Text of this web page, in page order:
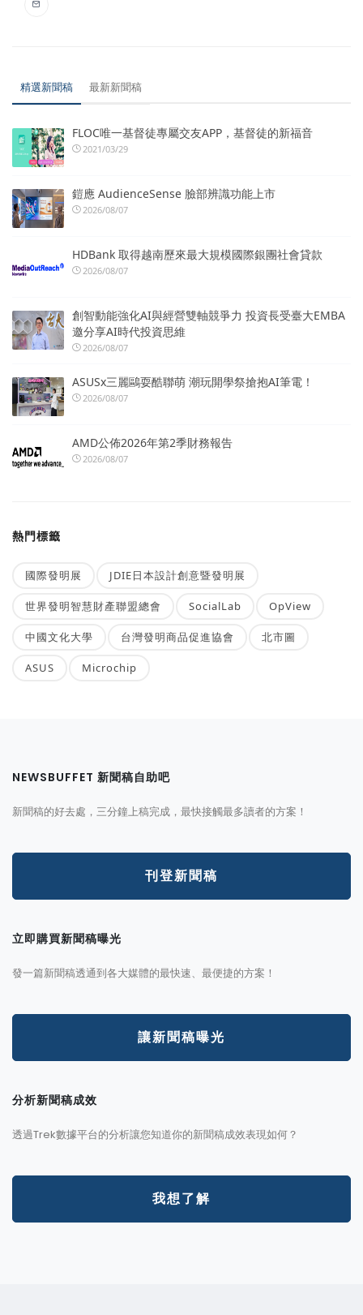
精選新聞稿 最新新聞稿
FLOC唯一基督徒專屬交友APP，基督徒的新福音
2021/03/29
鎧應 AudienceSense 臉部辨識功能上市
2026/08/07
HDBank 取得越南歷來最大規模國際銀團社會貸款
2026/08/07
創智動能強化AI與經營雙軸競爭力 投資長受臺大EMBA
邀分享AI時代投資思維
2026/08/07
ASUSx三麗鷗耍酷聯萌 潮玩開學祭搶抱AI筆電！
2026/08/07
AMD公佈2026年第2季財務報告
2026/08/07
熱門標籤
國際發明展 JDIE日本設計創意暨發明展
世界發明智慧財產聯盟總會 SocialLab OpView
中國文化大學 台灣發明商品促進協會 北市圖
ASUS Microchip
NEWSBUFFET 新聞稿自助吧
新聞稿的好去處，三分鐘上稿完成，最快接觸最多讀者的方案！
刊登新聞稿
立即購買新聞稿曝光
發一篇新聞稿透通到各大媒體的最快速、最便捷的方案！
讓新聞稿曝光
分析新聞稿成效
透過Trek數據平台的分析讓您知道你的新聞稿成效表現如何？
我想了解